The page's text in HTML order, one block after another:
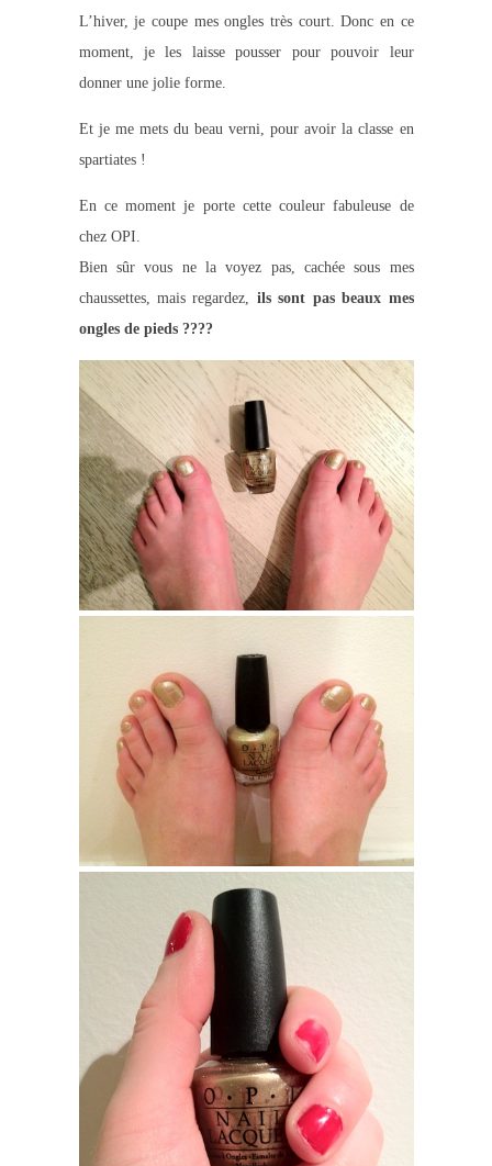
L’hiver, je coupe mes ongles très court. Donc en ce
moment, je les laisse pousser pour pouvoir leur
donner une jolie forme.
Et je me mets du beau verni, pour avoir la classe en
spartiates !
En ce moment je porte cette couleur fabuleuse de
chez OPI.
Bien sûr vous ne la voyez pas, cachée sous mes
chaussettes, mais regardez, ils sont pas beaux mes
ongles de pieds ????